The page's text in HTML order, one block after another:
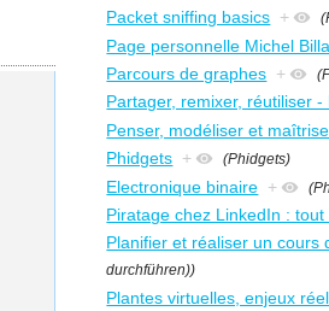
Packet sniffing basics +
Page personnelle Michel
Parcours de graphes +
Partager, remixer, réutiliser
Penser, modéliser et
Phidgets + (Phidgets)
Electronique binaire +
Piratage chez LinkedIn :
Planifier et réaliser un cours
durchführen))
Plantes virtuelles, enjeux